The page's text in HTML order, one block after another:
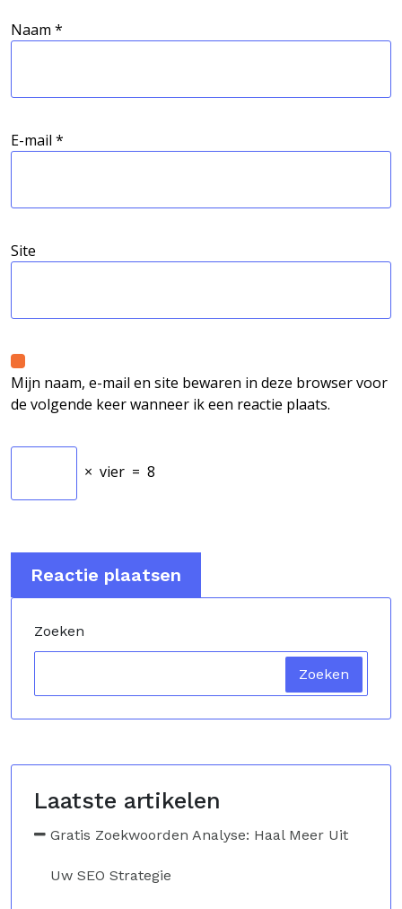
Naam *
E-mail *
Site
Mijn naam, e-mail en site bewaren in deze browser voor
de volgende keer wanneer ik een reactie plaats.
× vier = 8
Zoeken
Zoeken
Laatste artikelen
Gratis Zoekwoorden Analyse: Haal Meer Uit
Uw SEO Strategie